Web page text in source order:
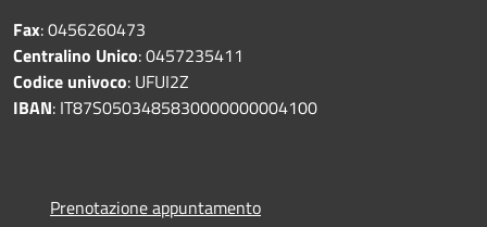
Fax: 0456260473
Centralino Unico: 0457235411
Codice univoco: UFUI2Z
IBAN: IT87S0503485830000000004100
Prenotazione appuntamento